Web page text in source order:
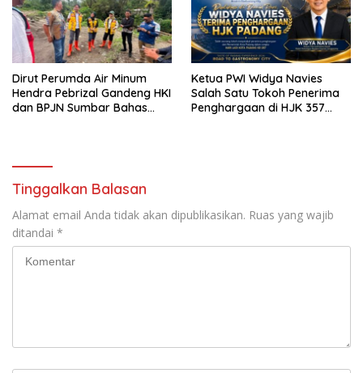
Dirut Perumda Air Minum
Hendra Pebrizal Gandeng HKI
dan BPJN Sumbar Bahas
Ketua PWI Widya Navies
Salah Satu Tokoh Penerima
Penghargaan di HJK 357
Tinggalkan Balasan
Alamat email Anda tidak akan dipublikasikan. Ruas yang wajib
ditandai *